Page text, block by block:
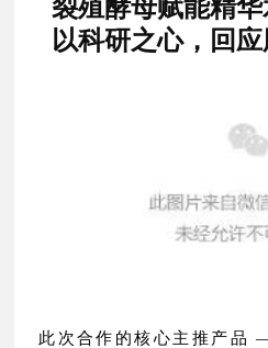
裂殖酵母赋能精华
以科研之心，回
此次合作的核心主推产品